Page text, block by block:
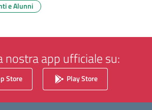
e Alunni
nostra app ufficiale su:
Store Play Store